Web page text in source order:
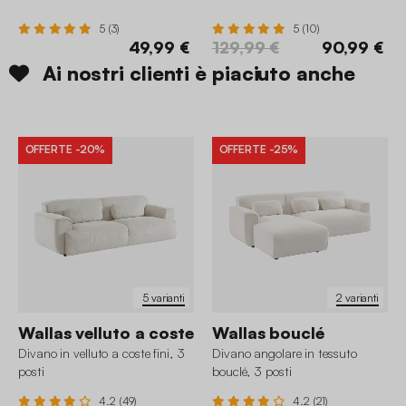
5 (3)
49,99 €
5 (10)
129,99 € 90,99 €
Ai nostri clienti è piaciuto anche
5 varianti
OFFERTE -20%
Wallas velluto a coste
Divano in velluto a coste fini, 3
posti
4.2 (49)
2 varianti
OFFERTE -25%
Wallas bouclé
Divano angolare in tessuto
bouclé, 3 posti
4.2 (21)